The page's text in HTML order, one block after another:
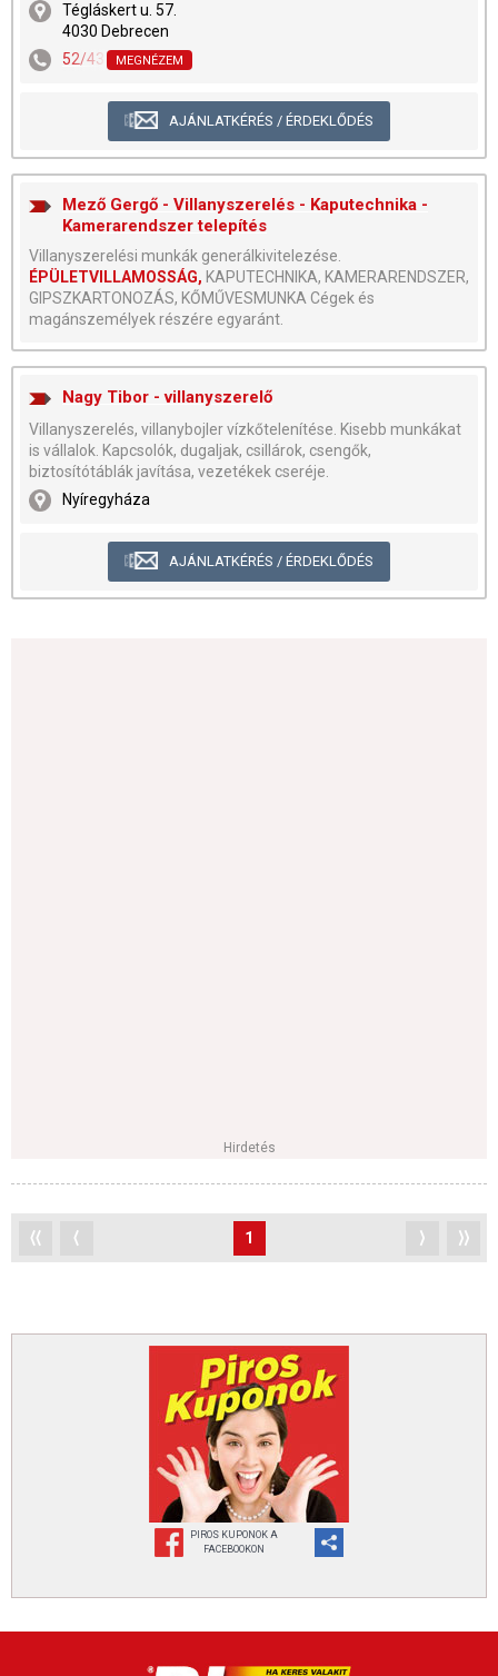
Tégláskert u. 57.
4030 Debrecen
52/438-188,30/945-0136
MEGNÉZEM
AJÁNLATKÉRÉS / ÉRDEKLŐDÉS
Mező Gergő - Villanyszerelés - Kaputechnika -
Kamerarendszer telepítés
Villanyszerelési munkák generálkivitelezése.
ÉPÜLETVILLAMOSSÁG, KAPUTECHNIKA, KAMERARENDSZER,
GIPSZKARTONOZÁS, KŐMŰVESMUNKA Cégek és
magánszemélyek részére egyaránt.
Nagy Tibor - villanyszerelő
Villanyszerelés, villanybojler vízkőtelenítése. Kisebb munkákat
is vállalok. Kapcsolók, dugaljak, csillárok, csengők,
biztosítótáblák javítása, vezetékek cseréje.
Nyíregyháza
AJÁNLATKÉRÉS / ÉRDEKLŐDÉS
Hirdetés
⟨⟨ ⟨ 1 ⟩ ⟩⟩
PIROS KUPONOK A
FACEBOOKON